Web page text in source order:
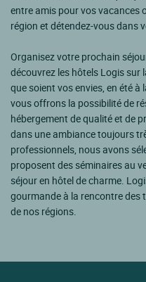
entre amis pour vos vacances
région et détendez-vous dans
Organisez votre prochain
découvrez les hôtels Logis sur
que soient vos envies, en été à
vous offrons la possibilité de
hébergement de qualité et de
dans une ambiance toujours
professionnels, nous avons
proposent des séminaires au
séjour en hôtel de charme.
gourmande à la rencontre des
de nos régions.